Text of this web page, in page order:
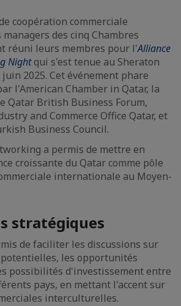
coopération commerciale
des cinq Chambres
réuni leurs membres pour l'Alliance
Nightqui s'est tenue au Sheraton
2025. Cet événement phare
l'American Chamber in Qatar, la
Qatar British Business Forum,
and Commerce Office Qatar, et
Business Council.
a permis de mettre en
croissante du Qatar comme pôle
internationale au Moyen-
stratégiques
de faciliter les discussions sur
les opportunités
possibilités d'investissement entre
pays, en mettant l'accent sur
interculturelles.